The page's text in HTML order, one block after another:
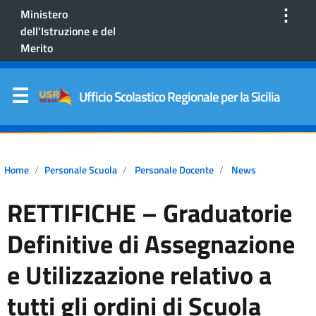
Ministero
dell'Istruzione e del
Merito
⋮
Ufficio Scolastico Regionale per la Sicilia
Home Personale Scuola Personale Docente News
RETTIFICHE – Graduatorie
Definitive di Assegnazione
e Utilizzazione relativo a
tutti gli ordini di Scuola